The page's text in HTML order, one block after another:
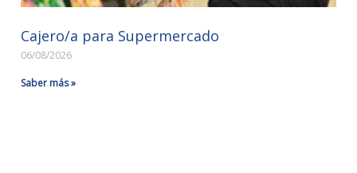
Cajero/a para Supermercado
06/08/2026
Saber más »